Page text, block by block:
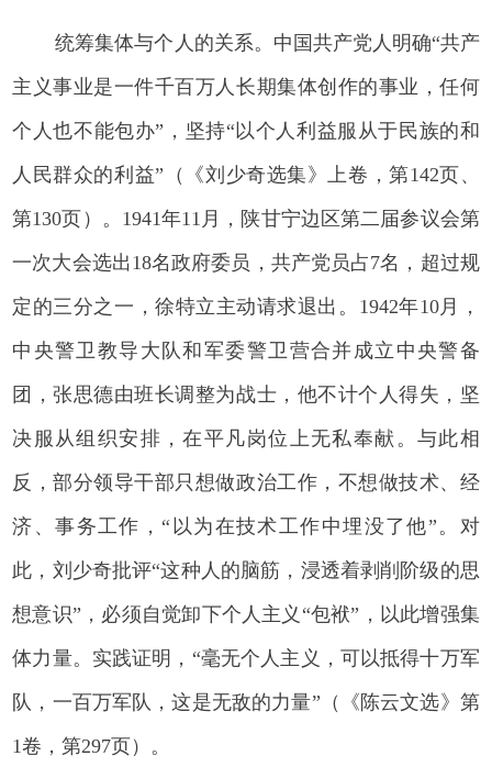
统筹集体与个人的关系。中国共产党人明确“共产
主义事业是一件千百万人长期集体创作的事业，任何
个人也不能包办”，坚持“以个人利益服从于民族的和
人民群众的利益”（《刘少奇选集》上卷，第142页、
第130页）。1941年11月，陕甘宁边区第二届参议会第
一次大会选出18名政府委员，共产党员占7名，超过规
定的三分之一，徐特立主动请求退出。1942年10月，
中央警卫教导大队和军委警卫营合并成立中央警备
团，张思德由班长调整为战士，他不计个人得失，坚
决服从组织安排，在平凡岗位上无私奉献。与此相
反，部分领导干部只想做政治工作，不想做技术、经
济、事务工作，“以为在技术工作中埋没了他”。对
此，刘少奇批评“这种人的脑筋，浸透着剥削阶级的思
想意识”，必须自觉卸下个人主义“包袱”，以此增强集
体力量。实践证明，“毫无个人主义，可以抵得十万军
队，一百万军队，这是无敌的力量”（《陈云文选》第
1卷，第297页）。